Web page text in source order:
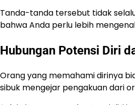
Tanda-tanda tersebut tidak
bahwa Anda perlu lebih
Hubungan Potensi Diri
Orang yang memahami dirinya
sibuk mengejar pengakuan dari